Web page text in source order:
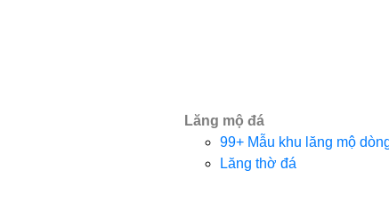
Lăng mộ đá
99+ Mẫu khu lăng mộ
Lăng thờ đá